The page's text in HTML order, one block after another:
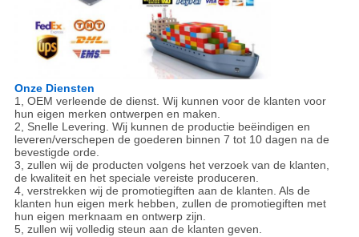
Onze Diensten
1, OEM verleende de dienst. Wij kunnen voor de klanten voor
hun eigen merken ontwerpen en maken.
2, Snelle Levering. Wij kunnen de productie beëindigen en
leveren/verschepen de goederen binnen 7 tot 10 dagen na de
bevestigde orde.
3, zullen wij de producten volgens het verzoek van de klanten,
de kwaliteit en het speciale vereiste produceren.
4, verstrekken wij de promotiegiften aan de klanten. Als de
klanten hun eigen merk hebben, zullen de promotiegiften met
hun eigen merknaam en ontwerp zijn.
5, zullen wij volledig steun aan de klanten geven.